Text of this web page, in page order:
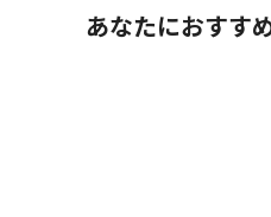
あなたにおすす